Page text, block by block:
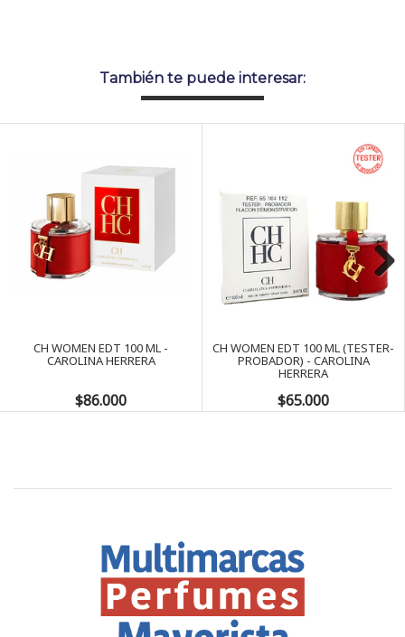
También te puede interesar:
CH WOMEN EDT 100 ML -
CAROLINA HERRERA
$86.000
CH WOMEN EDT 100 ML (TESTER-
PROBADOR) - CAROLINA
HERRERA
$65.000
Next